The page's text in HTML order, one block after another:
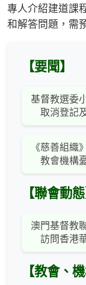
專人介紹建道課
和解答問題，需
【要聞】
基督教選委
取消登記
《慈善組織
教會機構
【聯會動態
澳門基督教
訪問香港
【教會、